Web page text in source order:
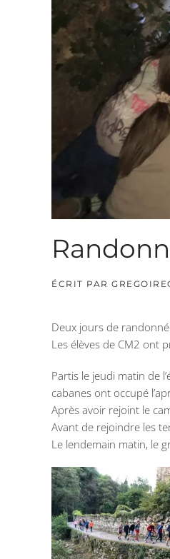
ÉCRIT PAR
Deux jours de
Les élèves de CM2 ont
Partis le jeudi matin de
cabanes ont occupé
Après avoir rejoint le
Avant de rejoindre les
Le lendemain matin, le